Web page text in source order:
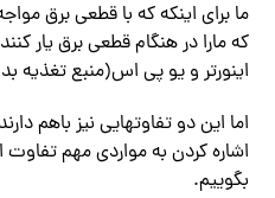
ما برای اینکه که با قطعی برق
که مارا در هنگام قطعی برق یار
اینورتر و یو پی اس(منبع تغذیه
اما این دو تفاوتهایی نیز باهم
اشاره کردن به مواردی مهم تفاوت
بگوییم.